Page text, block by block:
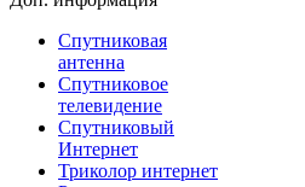
Спутниковая
антенна
Спутниковое
телевидение
Спутниковый
Интернет
Триколор интернет